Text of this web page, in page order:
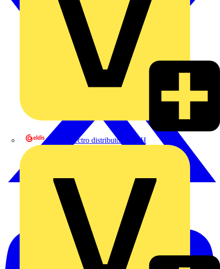
eldis electro distributor GmbH